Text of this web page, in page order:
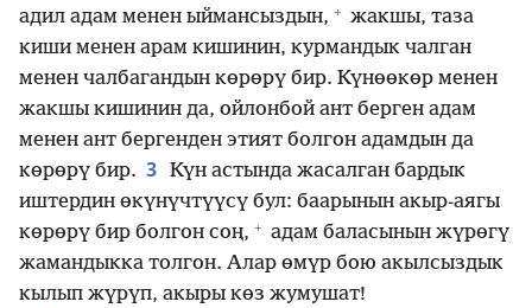
адил адам менен ыймансыздын, + жакшы, таза
киши менен арам кишинин, курмандык чалган
менен чалбагандын көрөрү бир. Күнөөкөр менен
жакшы кишинин да, ойлонбой ант берген адам
менен ант бергенден этият болгон адамдын да
көрөрү бир. 3 Күн астында жасалган бардык
иштердин өкүнүчтүүсү бул: баарынын акыр-аягы
көрөрү бир болгон соң, + адам баласынын жүрөгү
жамандыкка толгон. Алар өмүр бою акылсыздык
кылып жүрүп, акыры көз жумушат!